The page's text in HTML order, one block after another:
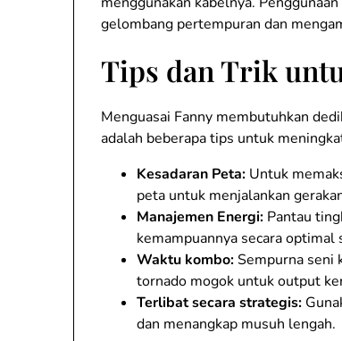
gelombang pertempuran dan
Tips dan Trik
Menguasai Fanny membutuhkan
adalah beberapa tips untuk
Kesadaran Peta: Untuk
peta untuk menjalankan
Manajemen Energi: Pantau
kemampuannya secara
Waktu kombo:Sempurna seni
tornado mogok untuk output
Terlibat secara strategis:
dan menangkap musuh lengah.